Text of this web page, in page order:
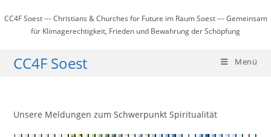
Inhalt
springen
CC4F Soest --- Christians & Churches for Future im Raum Soest --- Gemeinsam
für Klimagerechtigkeit, Frieden und Bewahrung der Schöpfung
CC4F Soest Menü
Unsere Meldungen zum Schwerpunkt Spiritualität